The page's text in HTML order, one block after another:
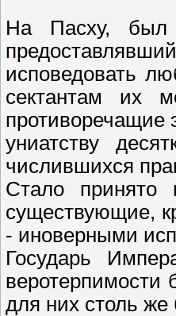
На Пасху, был
исповедовать
сектантам их
противоречащие
униатству
числившихся
Стало принято
существующие,
- иноверными
Государь
веротерпимости
для них столь